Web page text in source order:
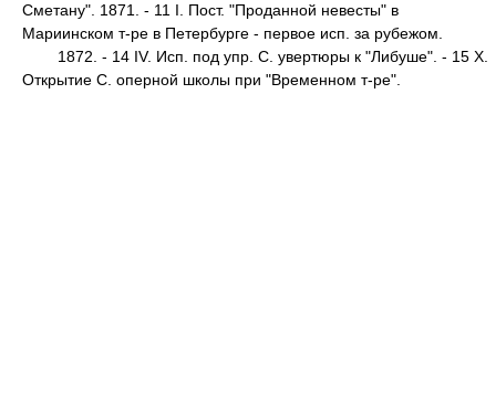
Сметану". 1871. - 11 I. Пост. "Проданной невесты" в
Мариинском т-ре в Петербурге - первое исп. за рубежом.
1872. - 14 IV. Исп. под yпp. С. увертюры к "Либуше". - 15 X.
Открытие С. оперной школы при "Временном т-ре".